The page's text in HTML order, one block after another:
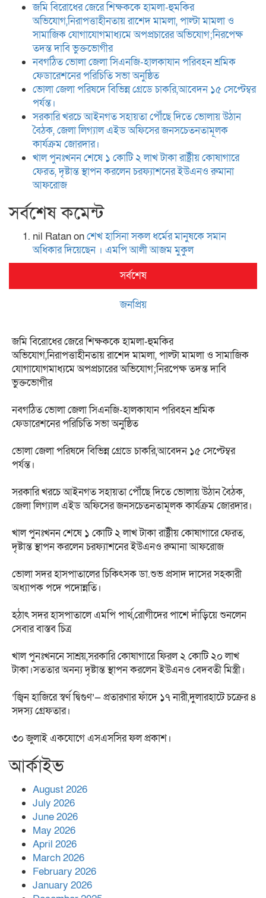
জমি বিরোধের জেরে শিক্ষককে হামলা-হুমকির
অভিযোগ,নিরাপত্তাহীনতায় রাশেদ মামলা, পাল্টা মামলা ও
সামাজিক যোগাযোগমাধ্যমে অপপ্রচারের অভিযোগ;নিরপেক্ষ
তদন্ত দাবি ভুক্তভোগীর
নবগঠিত ভোলা জেলা সিএনজি-হালকাযান পরিবহন শ্রমিক
ফেডারেশনের পরিচিতি সভা অনুষ্ঠিত
ভোলা জেলা পরিষদে বিভিন্ন গ্রেডে চাকরি,আবেদন ১৫ সেপ্টেম্বর
পর্যন্ত।
সরকারি খরচে আইনগত সহায়তা পৌঁছে দিতে ভোলায় উঠান
বৈঠক, জেলা লিগ্যাল এইড অফিসের জনসচেতনতামূলক
কার্যক্রম জোরদার।
খাল পুনঃখনন শেষে ১ কোটি ২ লাখ টাকা রাষ্ট্রীয় কোষাগারে
ফেরত, দৃষ্টান্ত স্থাপন করলেন চরফ্যাশনের ইউএনও রুমানা
আফরোজ
সর্বশেষ কমেন্ট
nil Ratanonশেখ হা‌সিনা সকল ধ‌র্মের মানু‌ষকে সমান
অ‌ধিকার দি‌য়ে‌ছেন । এম‌পি আলী আজম মুকুল
সর্বশেষ
জনপ্রিয়
জমি বিরোধের জেরে শিক্ষককে হামলা-হুমকির
অভিযোগ,নিরাপত্তাহীনতায় রাশেদ মামলা, পাল্টা মামলা ও সামাজিক
যোগাযোগমাধ্যমে অপপ্রচারের অভিযোগ;নিরপেক্ষ তদন্ত দাবি
ভুক্তভোগীর
নবগঠিত ভোলা জেলা সিএনজি-হালকাযান পরিবহন শ্রমিক
ফেডারেশনের পরিচিতি সভা অনুষ্ঠিত
ভোলা জেলা পরিষদে বিভিন্ন গ্রেডে চাকরি,আবেদন ১৫ সেপ্টেম্বর
পর্যন্ত।
সরকারি খরচে আইনগত সহায়তা পৌঁছে দিতে ভোলায় উঠান বৈঠক,
জেলা লিগ্যাল এইড অফিসের জনসচেতনতামূলক কার্যক্রম জোরদার।
খাল পুনঃখনন শেষে ১ কোটি ২ লাখ টাকা রাষ্ট্রীয় কোষাগারে ফেরত,
দৃষ্টান্ত স্থাপন করলেন চরফ্যাশনের ইউএনও রুমানা আফরোজ
ভোলা সদর হাসপাতালের চিকিৎসক ডা.শুভ প্রসাদ দাসের সহকারী
অধ্যাপক পদে পদোন্নতি।
হঠাৎ সদর হাসপাতালে এমপি পার্থ,রোগীদের পাশে দাঁড়িয়ে শুনলেন
সেবার বাস্তব চিত্র
খাল পুনঃখননে সাশ্রয়,সরকারি কোষাগারে ফিরল ২ কোটি ২০ লাখ
টাকা।সততার অনন্য দৃষ্টান্ত স্থাপন করলেন ইউএনও বেদবতী মিস্ত্রী।
‘জ্বিন হাজিরে স্বর্ণ দ্বিগুণ’— প্রতারণার ফাঁদে ১৭ নারী,দুলারহাটে চক্রের ৪
সদস্য গ্রেফতার।
৩০ জুলাই একযোগে এসএসসির ফল প্রকাশ।
আর্কাইভ
August 2026
July 2026
June 2026
May 2026
April 2026
March 2026
February 2026
January 2026